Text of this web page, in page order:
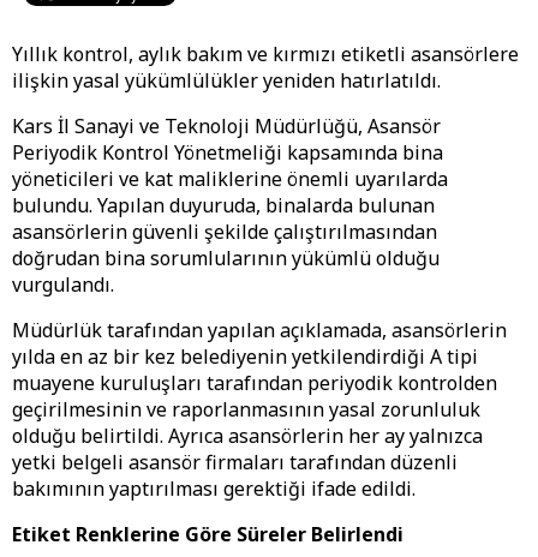
Yıllık kontrol, aylık bakım ve kırmızı etiketli asansörlere
ilişkin yasal yükümlülükler yeniden hatırlatıldı.
Kars İl Sanayi ve Teknoloji Müdürlüğü, Asansör
Periyodik Kontrol Yönetmeliği kapsamında bina
yöneticileri ve kat maliklerine önemli uyarılarda
bulundu. Yapılan duyuruda, binalarda bulunan
asansörlerin güvenli şekilde çalıştırılmasından
doğrudan bina sorumlularının yükümlü olduğu
vurgulandı.
Müdürlük tarafından yapılan açıklamada, asansörlerin
yılda en az bir kez belediyenin yetkilendirdiği A tipi
muayene kuruluşları tarafından periyodik kontrolden
geçirilmesinin ve raporlanmasının yasal zorunluluk
olduğu belirtildi. Ayrıca asansörlerin her ay yalnızca
yetki belgeli asansör firmaları tarafından düzenli
bakımının yaptırılması gerektiği ifade edildi.
Etiket Renklerine Göre Süreler Belirlendi